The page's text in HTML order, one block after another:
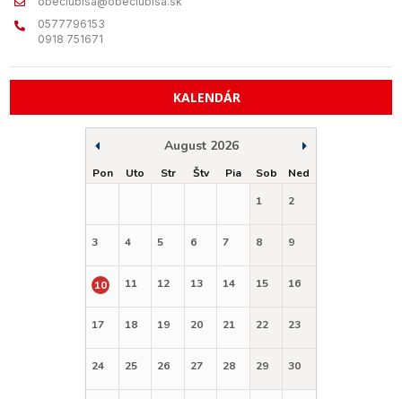
0577796153
0918 751671
KALENDÁR
August 2026
Pon Uto Str Štv Pia Sob
Ned
1
2
3 4 5 6 7 8 9
10 11 12 13 14 15 16
17 18 19 20 21 22 23
24 25 26 27 28 29 30